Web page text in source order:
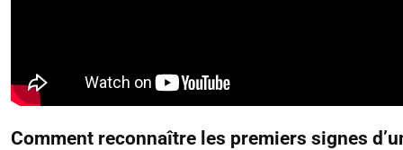
Comment reconnaître les premiers signes